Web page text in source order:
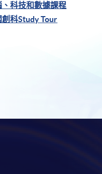
、科技和數據課程
創科Study Tour